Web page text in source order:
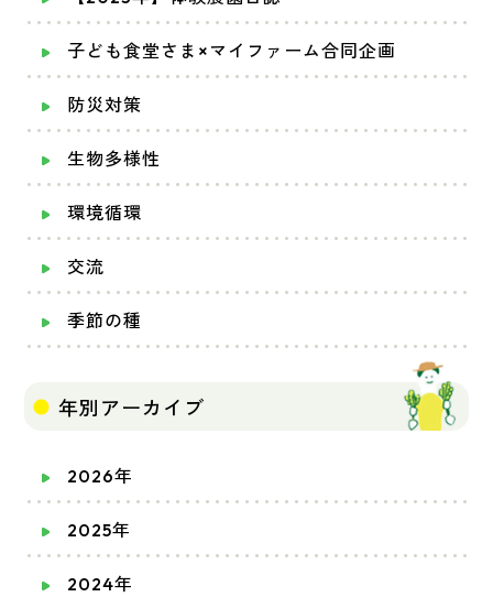
子ども食堂さま×マイファーム合同企画
防災対策
生物多様性
環境循環
交流
季節の種
年別アーカイブ
2026年
2025年
2024年